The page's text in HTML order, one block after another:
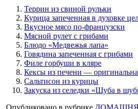
Террин из свиной рульки
Курица запеченная в духовке
Вкусное мясо по-французски
Мясной рулет с грибами
Блюдо «Медвежья лапа»
Говядина запеченная с грибами
Филе горбуши в кляре
Кексы из печени —
Сальтисон из курицы
Закуска из селедки «Шуба в
Опубликовано в рубрике